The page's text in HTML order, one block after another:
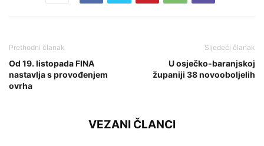
Prethodni članak
Od 19. listopada FINA
nastavlja s provođenjem
ovrha
Sljedeći članak
U osječko-baranjskoj
županiji 38 novooboljelih
VEZANI ČLANCI